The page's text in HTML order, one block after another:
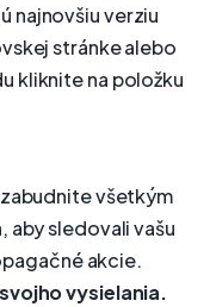
najnovšiu verziu
stránke alebo
kliknite na položku
všetkým
sledovali vašu
akcie.
vysielania.